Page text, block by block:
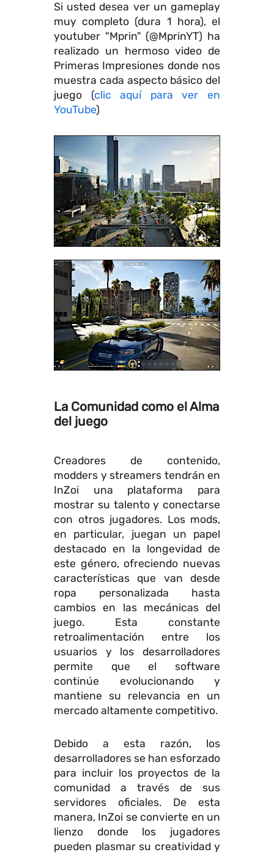
Si usted desea ver un gameplay
muy completo (dura 1 hora), el
youtuber "Mprin" (@MprinYT) ha
realizado un hermoso video de
Primeras Impresiones donde nos
muestra cada aspecto básico del
juego (clic aquí para ver en
YouTube)
La Comunidad como el Alma
del juego
Creadores de contenido,
modders y streamers tendrán en
InZoi una plataforma para
mostrar su talento y conectarse
con otros jugadores. Los mods,
en particular, juegan un papel
destacado en la longevidad de
este género, ofreciendo nuevas
características que van desde
ropa personalizada hasta
cambios en las mecánicas del
juego. Esta constante
retroalimentación entre los
usuarios y los desarrolladores
permite que el software
continúe evolucionando y
mantiene su relevancia en un
mercado altamente competitivo.
Debido a esta razón, los
desarrolladores se han esforzado
para incluir los proyectos de la
comunidad a través de sus
servidores oficiales. De esta
manera, InZoi se convierte en un
lienzo donde los jugadores
pueden plasmar su creatividad y